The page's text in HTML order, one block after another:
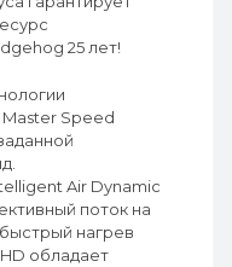
25 лет!
Speed
Air Dynamic
поток на
нагрев
обладает